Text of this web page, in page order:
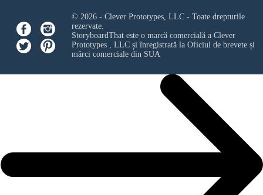
© 2026 - Clever Prototypes, LLC - Toate drepturile
rezervate.
StoryboardThat este o marcă comercială a Clever
Prototypes , LLCși înregistrată la Oficiul de brevete și
mărci comerciale din SUA